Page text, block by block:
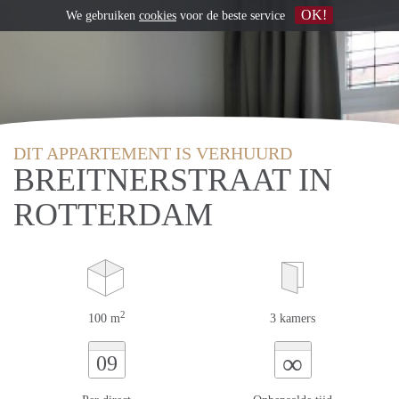
DIT APPARTEMENT IS VERHUURD
BREITNERSTRAAT IN
ROTTERDAM
100 m2 3 kamers
09 ∞
We gebruiken cookies voor de beste service OK!